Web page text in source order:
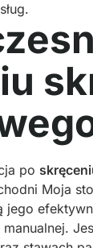
po
Moja
jego